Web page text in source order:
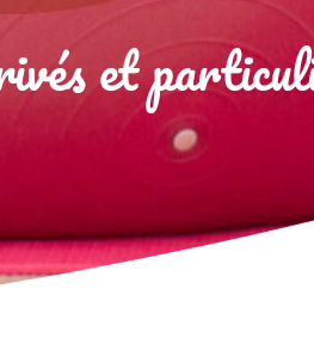
et